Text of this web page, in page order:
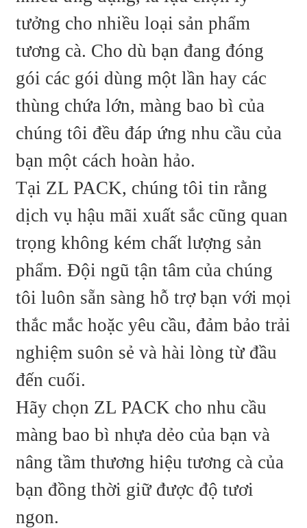
tưởng cho nhiều loại sản phẩm
tương cà. Cho dù bạn đang đóng
gói các gói dùng một lần hay các
thùng chứa lớn, màng bao bì của
chúng tôi đều đáp ứng nhu cầu của
bạn một cách hoàn hảo.
Tại ZL PACK, chúng tôi tin rằng
dịch vụ hậu mãi xuất sắc cũng quan
trọng không kém chất lượng sản
phẩm. Đội ngũ tận tâm của chúng
tôi luôn sẵn sàng hỗ trợ bạn với mọi
thắc mắc hoặc yêu cầu, đảm bảo trải
nghiệm suôn sẻ và hài lòng từ đầu
đến cuối.
Hãy chọn ZL PACK cho nhu cầu
màng bao bì nhựa dẻo của bạn và
nâng tầm thương hiệu tương cà của
bạn đồng thời giữ được độ tươi
ngon.